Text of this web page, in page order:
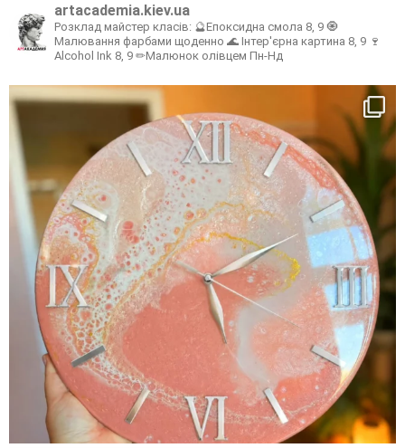
artacademia.kiev.ua
Розклад майстер класів: 🔮Епоксидна смола 8, 9 🧿
Малювання фарбами щоденно 🌊 Інтер'єрна картина 8, 9 🍷
Alcohol Ink 8, 9 ✏Малюнок олівцем Пн-Нд